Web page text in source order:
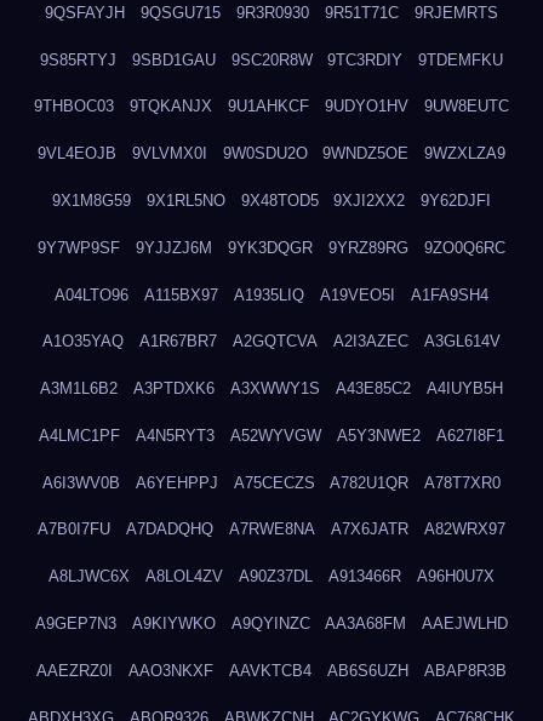
9QSFAYJH 9QSGU715 9R3R0930 9R51T71C 9RJEMRTS
9S85RTYJ 9SBD1GAU 9SC20R8W 9TC3RDIY 9TDEMFKU
9THBOC03 9TQKANJX 9U1AHKCF 9UDYO1HV 9UW8EUTC
9VL4EOJB 9VLVMX0I 9W0SDU2O 9WNDZ5OE 9WZXLZA9
9X1M8G59 9X1RL5NO 9X48TOD5 9XJI2XX2 9Y62DJFI
9Y7WP9SF 9YJJZJ6M 9YK3DQGR 9YRZ89RG 9ZO0Q6RC
A04LTO96 A115BX97 A1935LIQ A19VEO5I A1FA9SH4
A1O35YAQ A1R67BR7 A2GQTCVA A2I3AZEC A3GL614V
A3M1L6B2 A3PTDXK6 A3XWWY1S A43E85C2 A4IUYB5H
A4LMC1PF A4N5RYT3 A52WYVGW A5Y3NWE2 A627I8F1
A6I3WV0B A6YEHPPJ A75CECZS A782U1QR A78T7XR0
A7B0I7FU A7DADQHQ A7RWE8NA A7X6JATR A82WRX97
A8LJWC6X A8LOL4ZV A90Z37DL A913466R A96H0U7X
A9GEP7N3 A9KIYWKO A9QYINZC AA3A68FM AAEJWLHD
AAEZRZ0I AAO3NKXF AAVKTCB4 AB6S6UZH ABAP8R3B